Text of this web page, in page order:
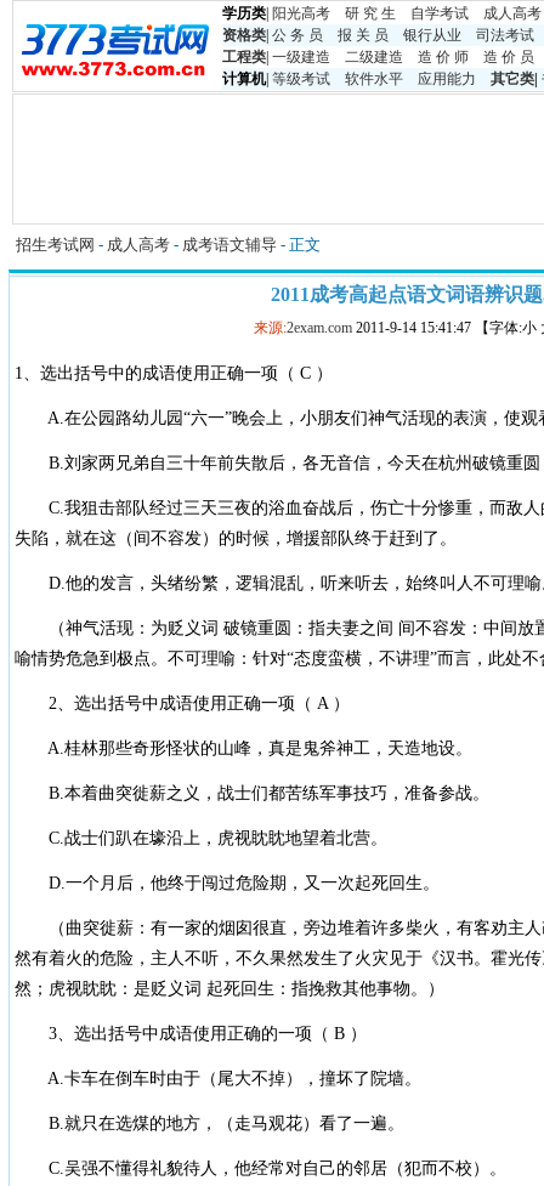
学历类 阳光高考 研 究 生 自学考试
成人高考
资格类 公 务 员 报 关 员 银行从业
司法考试
工程类 一级建造 二级建造 造 价 师
造 价 员
计算机| 等级考试 软件水平 应用能力 其它类
招生考试网 - 成人高考 - 成考语文辅导 - 正文
2011成考高起点语文词语辨识
来源:2exam.com 2011-9-14 15:41:47 【字体:小
1、选出括号中的成语使用正确一项（ C ）
A.在公园路幼儿园“六一”晚会上，小朋友们神气活现的表演，使观
B.刘家两兄弟自三十年前失散后，各无音信，今天在杭州破镜重圆
C.我狙击部队经过三天三夜的浴血奋战后，伤亡十分惨重，而敌人
失陷，就在这（间不容发）的时候，增援部队终于赶到了。
D.他的发言，头绪纷繁，逻辑混乱，听来听去，始终叫人不可理喻
（神气活现：为贬义词 破镜重圆：指夫妻之间 间不容发：中间放
喻情势危急到极点。不可理喻：针对“态度蛮横，不讲理”而言，此处不
2、选出括号中成语使用正确一项（ A ）
A.桂林那些奇形怪状的山峰，真是鬼斧神工，天造地设。
B.本着曲突徙薪之义，战士们都苦练军事技巧，准备参战。
C.战士们趴在壕沿上，虎视眈眈地望着北营。
D.一个月后，他终于闯过危险期，又一次起死回生。
（曲突徙薪：有一家的烟囱很直，旁边堆着许多柴火，有客劝主人
然有着火的危险，主人不听，不久果然发生了火灾见于《汉书。霍光
然；虎视眈眈：是贬义词 起死回生：指挽救其他事物。）
3、选出括号中成语使用正确的一项（ B ）
A.卡车在倒车时由于（尾大不掉），撞坏了院墙。
B.就只在选煤的地方，（走马观花）看了一遍。
C.吴强不懂得礼貌待人，他经常对自己的邻居（犯而不校）。